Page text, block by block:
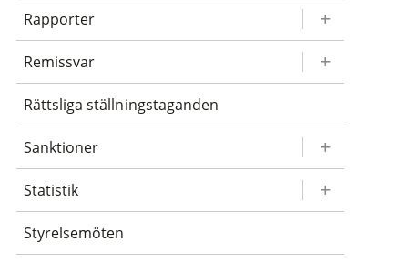
Rapporter
Remissvar
Rättsliga ställningstaganden
Sanktioner
Statistik
Styrelsemöten